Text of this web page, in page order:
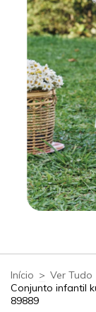
Início > Ver Tudo
Conjunto infantil
89889